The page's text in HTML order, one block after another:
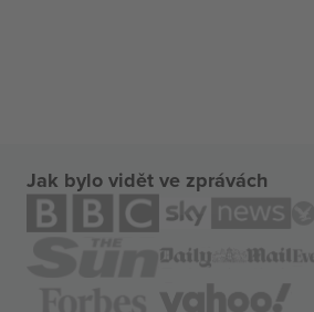
Jak bylo vidět ve zprávách